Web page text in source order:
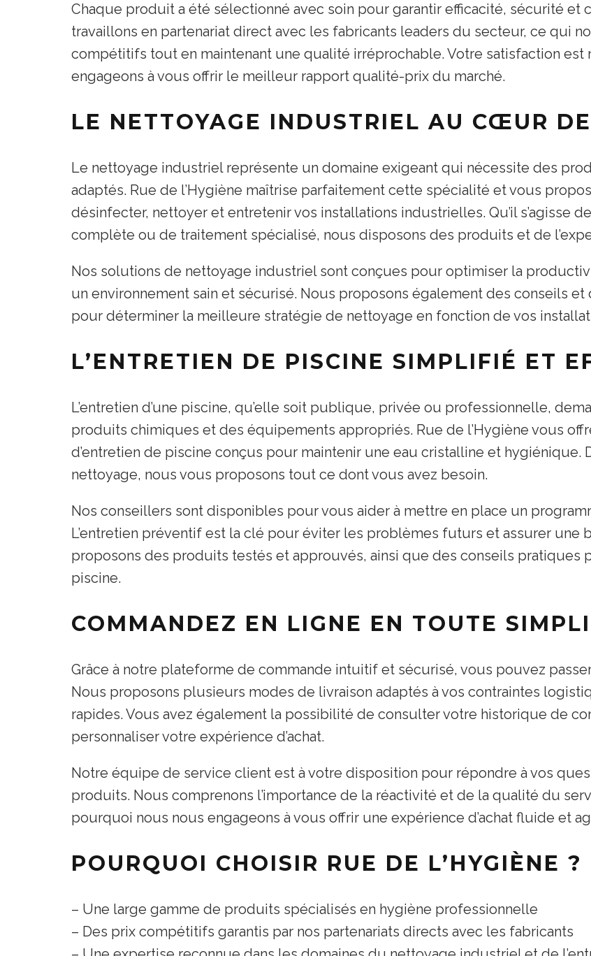
Chaque produit a été sélectionné avec soin pour garantir efficacité, sécurité et
travaillons en partenariat direct avec les fabricants leaders du secteur, ce qui
compétitifs tout en maintenant une qualité irréprochable. Votre satisfaction est
engageons à vous offrir le meilleur rapport qualité-prix du marché.
LE NETTOYAGE INDUSTRIEL AU CŒUR
Le nettoyage industriel représente un domaine exigeant qui nécessite des
adaptés. Rue de l’Hygiène maîtrise parfaitement cette spécialité et vous
désinfecter, nettoyer et entretenir vos installations industrielles. Qu’il s’agisse
complète ou de traitement spécialisé, nous disposons des produits et de
Nos solutions de nettoyage industriel sont conçues pour optimiser la
un environnement sain et sécurisé. Nous proposons également des conseils
pour déterminer la meilleure stratégie de nettoyage en fonction de vos
L’ENTRETIEN DE PISCINE SIMPLIFIÉ ET
L’entretien d’une piscine, qu’elle soit publique, privée ou professionnelle,
produits chimiques et des équipements appropriés. Rue de l’Hygiène vous
d’entretien de piscine conçus pour maintenir une eau cristalline et hygiénique.
nettoyage, nous vous proposons tout ce dont vous avez besoin.
Nos conseillers sont disponibles pour vous aider à mettre en place un
L’entretien préventif est la clé pour éviter les problèmes futurs et assurer une
proposons des produits testés et approuvés, ainsi que des conseils pratiques
piscine.
COMMANDEZ EN LIGNE EN TOUTE
Grâce à notre plateforme de commande intuitif et sécurisé, vous pouvez
Nous proposons plusieurs modes de livraison adaptés à vos contraintes
rapides. Vous avez également la possibilité de consulter votre historique de
personnaliser votre expérience d’achat.
Notre équipe de service client est à votre disposition pour répondre à vos
produits. Nous comprenons l’importance de la réactivité et de la qualité du
pourquoi nous nous engageons à vous offrir une expérience d’achat fluide et
POURQUOI CHOISIR RUE DE L’HYGIÈNE ?
– Une large gamme de produits spécialisés en hygiène professionnelle
– Des prix compétitifs garantis par nos partenariats directs avec les fabricants